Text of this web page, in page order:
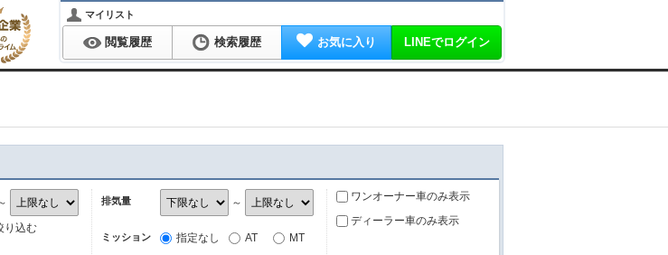
マイリスト
閲覧履歴 検索履歴 お気に入り LINEでログイン
り込む
排気量 ～
ミッション 指定なし AT MT
ワンオーナー車のみ表示
ディーラー車のみ表示